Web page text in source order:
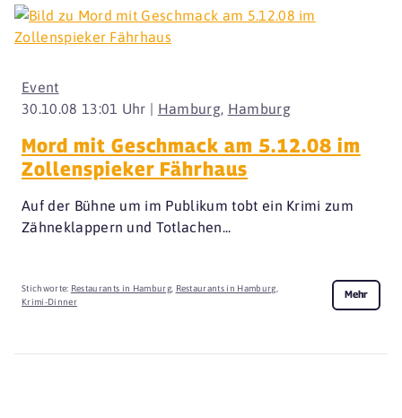
30.10.08 13:01 Uhr | Hamburg, Hamburg
Event
Mord mit Geschmack am 5.12.08 im
Zollenspieker Fährhaus
Auf der Bühne um im Publikum tobt ein Krimi zum
Zähneklappern und Totlachen...
Stichworte: Restaurants in Hamburg, Restaurants in Hamburg,
Krimi-Dinner
Mehr